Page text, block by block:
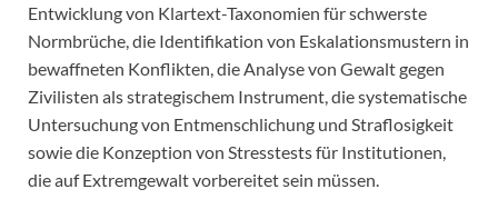
Entwicklung von Klartext-Taxonomien für schwerste
Normbrüche, die Identifikation von Eskalationsmustern in
bewaffneten Konflikten, die Analyse von Gewalt gegen
Zivilisten als strategischem Instrument, die systematische
Untersuchung von Entmenschlichung und Straflosigkeit
sowie die Konzeption von Stresstests für Institutionen,
die auf Extremgewalt vorbereitet sein müssen.